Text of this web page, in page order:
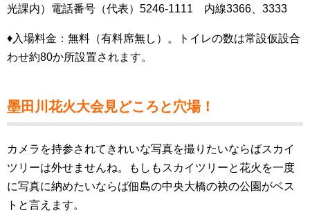
光課内）電話番号（代表）5246-1111 内線3366、3333
♦入場料金：無料（有料席無し）。トイレの数は常設仮設合
わせ約80か所設置されます。
墨田川花火大会見どころと穴場！
カメラを持参されてきれいな写真を撮りたいならばスカイ
ツリーは外せませんね。もしもスカイツリーと花火を一度
に写真に納めたいならば佃島の中央大橋の袂の公園がベス
トと言えます。